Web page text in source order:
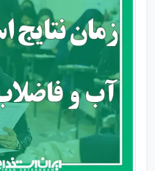
اعلام
نتایج
آزمون
استخدام
و آب و
فاضلاب
1404